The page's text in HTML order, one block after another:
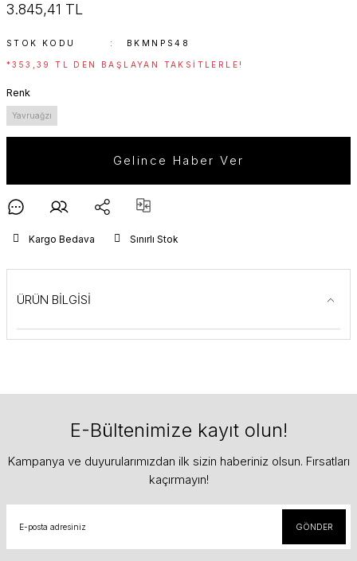
3.845,41 TL
STOK KODU BKMNPS48
*353,39 TL DEN BAŞLAYAN TAKSITLERLE!
Renk
Yavruağzı
Gelince Haber Ver
Kargo Bedava Sınırlı Stok
ÜRÜN BİLGİSİ
E-Bültenimize kayıt olun!
Kampanya ve duyurularımızdan ilk sizin haberiniz olsun. Fırsatları
kaçırmayın!
GÖNDER